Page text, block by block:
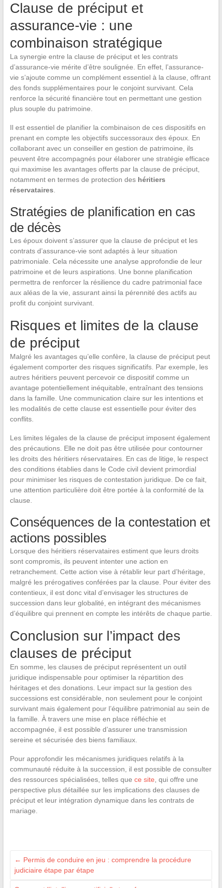
Clause de préciput et
assurance-vie : une
combinaison stratégique
La synergie entre la clause de préciput et les contrats
d’assurance-vie mérite d’être soulignée. En effet, l’assurance-
vie s’ajoute comme un complément essentiel à la clause, offrant
des fonds supplémentaires pour le conjoint survivant. Cela
renforce la sécurité financière tout en permettant une gestion
plus souple du patrimoine.
Il est essentiel de planifier la combinaison de ces dispositifs en
prenant en compte les objectifs successoraux des époux. En
collaborant avec un conseiller en gestion de patrimoine, ils
peuvent être accompagnés pour élaborer une stratégie efficace
qui maximise les avantages offerts par la clause de préciput,
notamment en termes de protection des héritiers
réservataires.
Stratégies de planification en cas
de décès
Les époux doivent s’assurer que la clause de préciput et les
contrats d’assurance-vie sont adaptés à leur situation
patrimoniale. Cela nécessite une analyse approfondie de leur
patrimoine et de leurs aspirations. Une bonne planification
permettra de renforcer la résilience du cadre patrimonial face
aux aléas de la vie, assurant ainsi la pérennité des actifs au
profit du conjoint survivant.
Risques et limites de la clause
de préciput
Malgré les avantages qu’elle confère, la clause de préciput peut
également comporter des risques significatifs. Par exemple, les
autres héritiers peuvent percevoir ce dispositif comme un
avantage potentiellement inéquitable, entraînant des tensions
dans la famille. Une communication claire sur les intentions et
les modalités de cette clause est essentielle pour éviter des
conflits.
Les limites légales de la clause de préciput imposent également
des précautions. Elle ne doit pas être utilisée pour contourner
les droits des héritiers réservataires. En cas de litige, le respect
des conditions établies dans le Code civil devient primordial
pour minimiser les risques de contestation juridique. De ce fait,
une attention particulière doit être portée à la conformité de la
clause.
Conséquences de la contestation et
actions possibles
Lorsque des héritiers réservataires estiment que leurs droits
sont compromis, ils peuvent intenter une action en
retranchement. Cette action vise à rétablir leur part d’héritage,
malgré les prérogatives conférées par la clause. Pour éviter des
contentieux, il est donc vital d’envisager les structures de
succession dans leur globalité, en intégrant des mécanismes
d’équilibre qui prennent en compte les intérêts de chaque partie.
Conclusion sur l’impact des
clauses de préciput
En somme, les clauses de préciput représentent un outil
juridique indispensable pour optimiser la répartition des
héritages et des donations. Leur impact sur la gestion des
successions est considérable, non seulement pour le conjoint
survivant mais également pour l’équilibre patrimonial au sein de
la famille. À travers une mise en place réfléchie et
accompagnée, il est possible d’assurer une transmission
sereine et sécurisée des biens familiaux.
Pour approfondir les mécanismes juridiques relatifs à la
communauté réduite à la succession, il est possible de consulter
des ressources spécialisées, telles que ce site, qui offre une
perspective plus détaillée sur les implications des clauses de
préciput et leur intégration dynamique dans les contrats de
mariage.
← Permis de conduire en jeu : comprendre la procédure
judiciaire étape par étape